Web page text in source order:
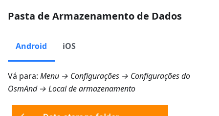
Pasta de Armazenamento de Dados
Android iOS
Vá para: Menu → Configurações → Configurações do
OsmAnd → Local de armazenamento